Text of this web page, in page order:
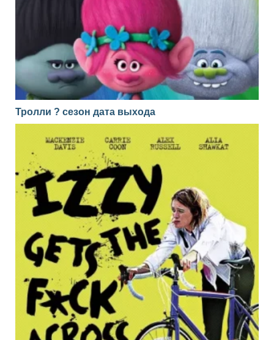
Тролли ? сезон дата выхода